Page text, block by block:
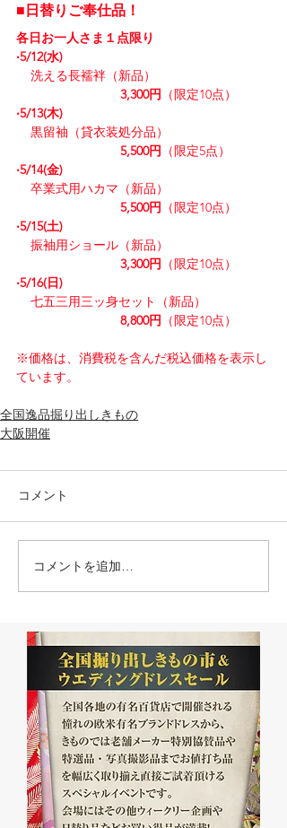
■ 日替りご奉仕品！
各日お一人さま１点限り
‧5/12(水)
    洗える長襦袢（新品）
3,300円 （限定10点）
‧5/13(木)
    黒留袖（貸衣装処分品）
5,500円 （限定5点）
‧5/14(金)
    卒業式用ハカマ（新品）
5,500円 （限定10点）
‧5/15(土)
    振袖用ショール（新品）
3,300円 （限定10点）
‧5/16(日)
    七五三用三ッ身セット（新品）
8,800円 （限定10点）
​※価格は、消費税を含んだ税込価格を表示し
ています。
全国逸品掘り出しきもの
大阪開催
コメント
コメントを追加…